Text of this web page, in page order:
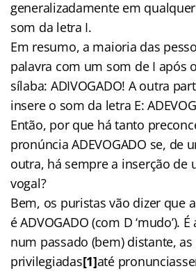
generalizadamente em
som da letra I.
Em resumo, a maioria das
palavra com um som de I após
sílaba: ADIVOGADO! A outra
insere o som da letra E:
Então, por que há tanto
pronúncia ADEVOGADO se, de
outra, há sempre a inserção de
vogal?
Bem, os puristas vão dizer que
é ADVOGADO (com D ‘mudo’).
num passado (bem) distante,
privilegiadas[1]até